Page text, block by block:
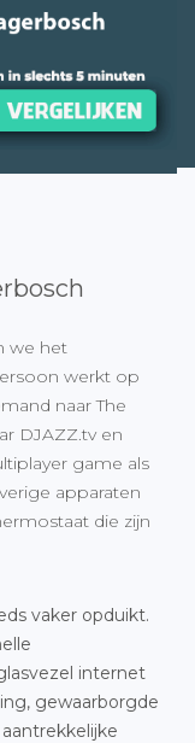
we het
werkt op
naar The
DJAZZ.tv en
game als
apparaten
die zijn
vaker opduikt.
internet
gewaarborgde